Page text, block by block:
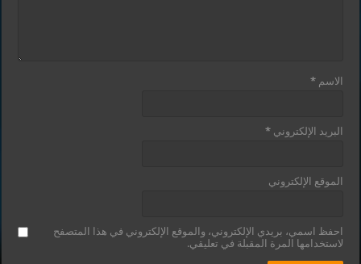
الاسم*
البريد الإلكتروني*
الموقع الإلكتروني
احفظ اسمي، بريدي الإلكتروني، والموقع الإلكتروني في هذا المتصفح
لاستخدامها المرة المقبلة في تعليقي.